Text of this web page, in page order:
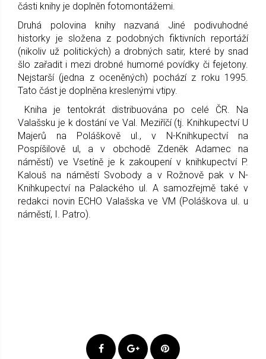
části knihy je doplněn fotomontážemi.
Druhá polovina knihy nazvaná Jiné podivuhodné
historky je složena z podobných fiktivních reportáží
(nikoliv už politických) a drobných satir, které by snad
šlo zařadit i mezi drobné humorné povídky či fejetony.
Nejstarší (jedna z oceněných) pochází z roku 1995.
Tato část je doplněna kreslenými vtipy.
Kniha je tentokrát distribuována po celé ČR. Na
Valašsku je k dostání ve Val. Meziříčí (tj. Knihkupectví U
Majerů na Poláškově ul., v N-Knihkupectví na
Pospíšilově ul, a v obchodě Zdeněk Adamec na
náměstí) ve Vsetíně je k zakoupení v knihkupectví P.
Kalouš na náměstí Svobody a v Rožnově pak v N-
Knihkupectví na Palackého ul. A samozřejmě také v
redakci novin ECHO Valašska ve VM (Poláškova ul. u
náměstí, I. Patro).